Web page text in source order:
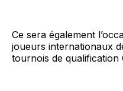
Ce sera également
joueurs internationaux
tournois de qualification